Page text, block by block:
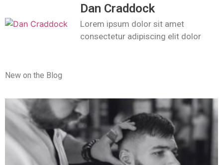
Dan Craddock
Lorem ipsum dolor sit amet
consectetur adipiscing elit dolor
New on the Blog